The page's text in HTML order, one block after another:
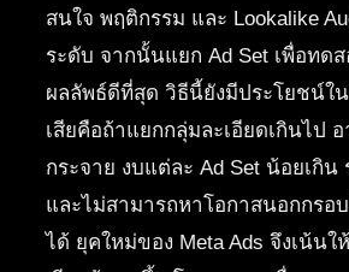
สนใจ พฤติกรรม และ Lookalike
ระดับ จากนั้นแยก Ad Set เพื่อทด
ผลลัพธ์ดีที่สุด วิธีนี้ยังมีประโยชน์ใ
เสียคือถ้าแยกกลุ่มละเอียดเกินไป
กระจาย งบแต่ละ Ad Set น้อยเกิน
และไม่สามารถหาโอกาสนอกกรอบ
ได้ ยุคใหม่ของ Meta Ads จึงเน้น